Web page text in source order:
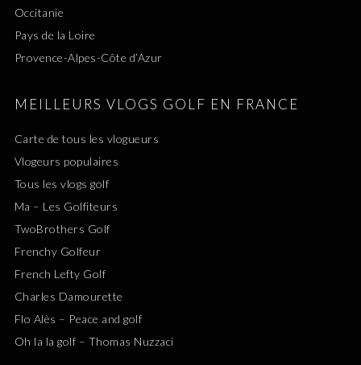
Occitanie
Pays de la Loire
Provence-Alpes-Côte d’Azur
MEILLEURS VLOGS GOLF EN FRANCE
Carte de tous les vlogueurs
Vlogeurs populaires
Tous les vlogs golf
Ma – Les Golfiteurs
TwoBrothers Golf
Frenchy Golfeur
French Lefty Golf
Charles Damourette
Flo Alès – Peace and golf
Oh la la golf – Thomas Nuzzaci